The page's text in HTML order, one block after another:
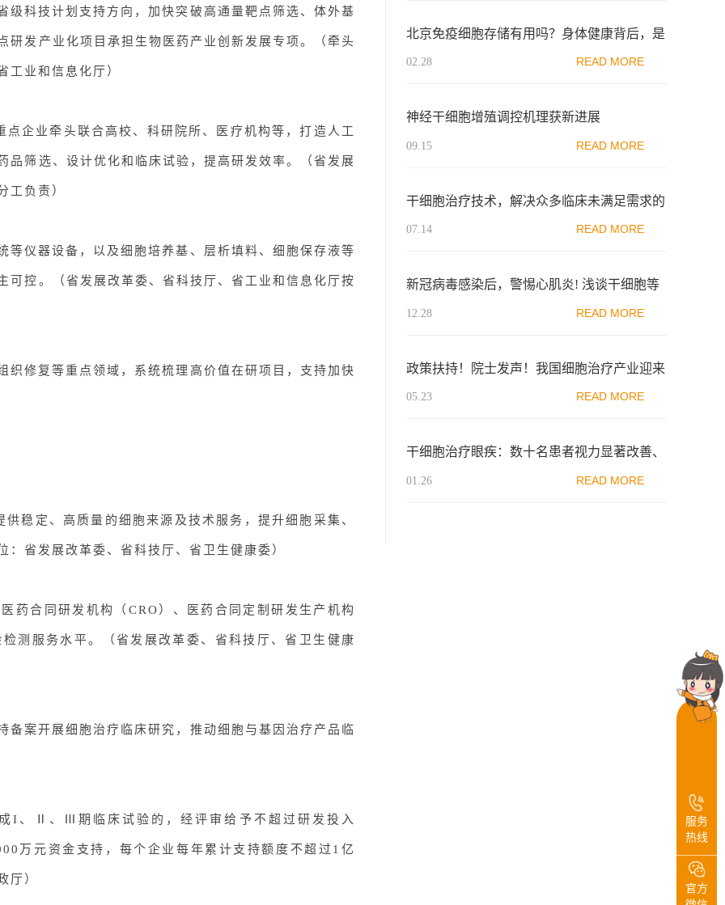
级科技计划支持方向，加快突破 高通量靶点筛选、体外基
研发产业化项目承担生物医药产业创新发展专项。（牵头
工业和信息化厅 ）
企业牵头联合高校、科研院所、医疗机构等，打造人工
品筛选、设计优化和临床试验，提高研发效率。（省发展
工负责）
等仪器设备，以及细胞培养基、 层析填料、细胞保存液等
可控。（省发展改革委、省科技厅、省工业和信息化厅按
织修复等重点领域，系统梳理高价值在研项目，支持加快
稳定、高质量的细胞来源及技术服务，提升细胞采集、
：省发展改革委、省科技厅、省卫生健康委）
药合同研发机构（CRO）、医药合同定制研发生产机构
测服务水平。（省发展改革委、省科技厅、省卫生健康
案开展细胞治疗临床研究，推动细胞与基因治疗产品临
I、Ⅱ、Ⅲ期临床试验的，经评审给予不超过研发投入
万元资金支持，每个企业每年累计支持额度不超过1亿
厅 ）
北京免疫细胞存储有用吗？身体健康背后，是
免疫细胞在守护
02.28 READ MORE
神经干细胞增殖调控机理获新进展
09.15 READ MORE
干细胞治疗技术，解决众多临床未满足需求的
重要主力军！
07.14 READ MORE
新冠病毒感染后，警惕心肌炎! 浅谈干细胞等
生物制品在心肌炎中的应用
12.28 READ MORE
政策扶持！院士发声！我国细胞治疗产业迎来
利好
05.23 READ MORE
干细胞治疗眼疾：数十名患者视力显著改善、
提高了生活质量
01.26 READ MORE
服务
热线
官方